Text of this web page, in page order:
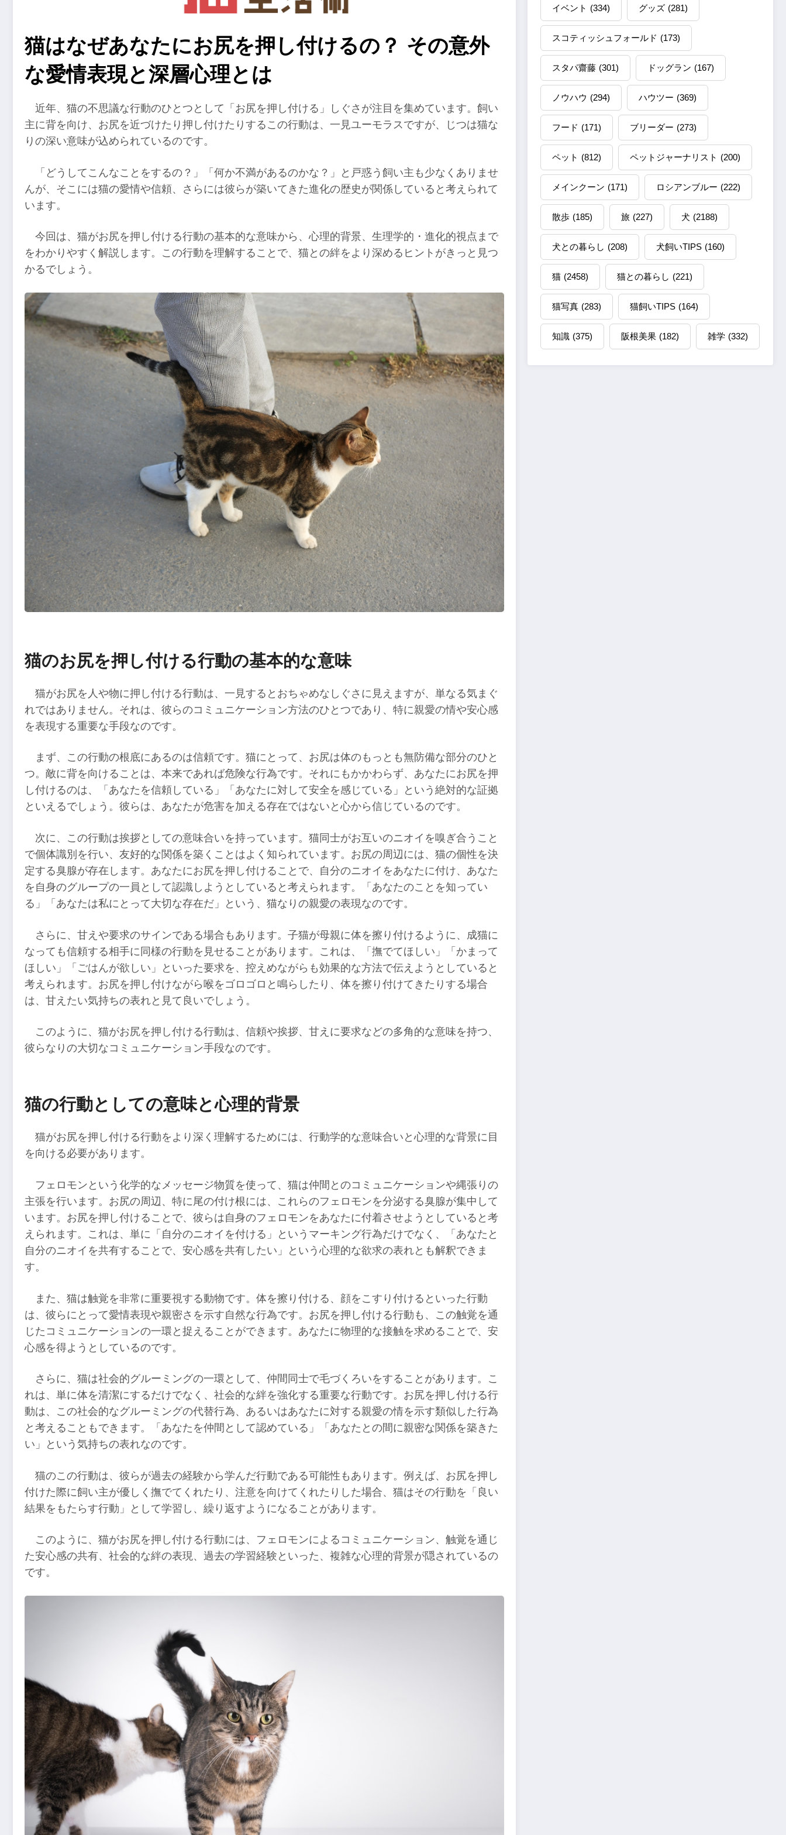
猫はなぜあなたにお尻を押し付けるの？ その意外
な愛情表現と深層心理とは
近年、猫の不思議な行動のひとつとして「お尻を押し付ける」しぐさが注目を集めています。飼い
主に背を向け、お尻を近づけたり押し付けたりするこの行動は、一見ユーモラスですが、じつは猫な
りの深い意味が込められているのです。
「どうしてこんなことをするの？」「何か不満があるのかな？」と戸惑う飼い主も少なくありませ
んが、そこには猫の愛情や信頼、さらには彼らが築いてきた進化の歴史が関係していると考えられて
います。
今回は、猫がお尻を押し付ける行動の基本的な意味から、心理的背景、生理学的・進化的視点まで
をわかりやすく解説します。この行動を理解することで、猫との絆をより深めるヒントがきっと見つ
かるでしょう。
猫のお尻を押し付ける行動の基本的な意味
猫がお尻を人や物に押し付ける行動は、一見するとおちゃめなしぐさに見えますが、単なる気まぐ
れではありません。それは、彼らのコミュニケーション方法のひとつであり、特に親愛の情や安心感
を表現する重要な手段なのです。
まず、この行動の根底にあるのは信頼です。猫にとって、お尻は体のもっとも無防備な部分のひと
つ。敵に背を向けることは、本来であれば危険な行為です。それにもかかわらず、あなたにお尻を押
し付けるのは、「あなたを信頼している」「あなたに対して安全を感じている」という絶対的な証拠
といえるでしょう。彼らは、あなたが危害を加える存在ではないと心から信じているのです。
次に、この行動は挨拶としての意味合いを持っています。猫同士がお互いのニオイを嗅ぎ合うこと
で個体識別を行い、友好的な関係を築くことはよく知られています。お尻の周辺には、猫の個性を決
定する臭腺が存在します。あなたにお尻を押し付けることで、自分のニオイをあなたに付け、あなた
を自身のグループの一員として認識しようとしていると考えられます。「あなたのことを知ってい
る」「あなたは私にとって大切な存在だ」という、猫なりの親愛の表現なのです。
さらに、甘えや要求のサインである場合もあります。子猫が母親に体を擦り付けるように、成猫に
なっても信頼する相手に同様の行動を見せることがあります。これは、「撫でてほしい」「かまって
ほしい」「ごはんが欲しい」といった要求を、控えめながらも効果的な方法で伝えようとしていると
考えられます。お尻を押し付けながら喉をゴロゴロと鳴らしたり、体を擦り付けてきたりする場合
は、甘えたい気持ちの表れと見て良いでしょう。
このように、猫がお尻を押し付ける行動は、信頼や挨拶、甘えに要求などの多角的な意味を持つ、
彼らなりの大切なコミュニケーション手段なのです。
猫の行動としての意味と心理的背景
猫がお尻を押し付ける行動をより深く理解するためには、行動学的な意味合いと心理的な背景に目
を向ける必要があります。
フェロモンという化学的なメッセージ物質を使って、猫は仲間とのコミュニケーションや縄張りの
主張を行います。お尻の周辺、特に尾の付け根には、これらのフェロモンを分泌する臭腺が集中して
います。お尻を押し付けることで、彼らは自身のフェロモンをあなたに付着させようとしていると考
えられます。これは、単に「自分のニオイを付ける」というマーキング行為だけでなく、「あなたと
自分のニオイを共有することで、安心感を共有したい」という心理的な欲求の表れとも解釈できま
す。
また、猫は触覚を非常に重要視する動物です。体を擦り付ける、顔をこすり付けるといった行動
は、彼らにとって愛情表現や親密さを示す自然な行為です。お尻を押し付ける行動も、この触覚を通
じたコミュニケーションの一環と捉えることができます。あなたに物理的な接触を求めることで、安
心感を得ようとしているのです。
さらに、猫は社会的グルーミングの一環として、仲間同士で毛づくろいをすることがあります。こ
れは、単に体を清潔にするだけでなく、社会的な絆を強化する重要な行動です。お尻を押し付ける行
動は、この社会的なグルーミングの代替行為、あるいはあなたに対する親愛の情を示す類似した行為
と考えることもできます。「あなたを仲間として認めている」「あなたとの間に親密な関係を築きた
い」という気持ちの表れなのです。
猫のこの行動は、彼らが過去の経験から学んだ行動である可能性もあります。例えば、お尻を押し
付けた際に飼い主が優しく撫でてくれたり、注意を向けてくれたりした場合、猫はその行動を「良い
結果をもたらす行動」として学習し、繰り返すようになることがあります。
このように、猫がお尻を押し付ける行動には、フェロモンによるコミュニケーション、触覚を通じ
た安心感の共有、社会的な絆の表現、過去の学習経験といった、複雑な心理的背景が隠されているの
です。
イベント (334) グッズ (281)
スコティッシュフォールド (173)
スタパ齋藤 (301) ドッグラン (167)
ノウハウ (294) ハウツー (369)
フード (171) ブリーダー (273)
ペット (812) ペットジャーナリスト (200)
メインクーン (171) ロシアンブルー (222)
散歩 (185) 旅 (227) 犬 (2188)
犬との暮らし (208) 犬飼いTIPS (160)
猫 (2458) 猫との暮らし (221)
猫写真 (283) 猫飼いTIPS (164)
知識 (375) 阪根美果 (182) 雑学 (332)